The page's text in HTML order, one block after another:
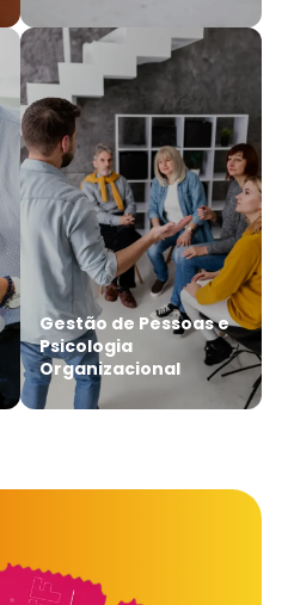
Gestão de Pessoas e
Psicologia
Organizacional